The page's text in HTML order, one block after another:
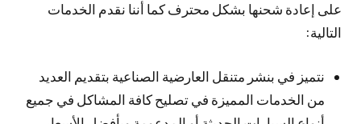
على إعادة شحنها بشكل محترف كما أننا نقدم الخدمات
التالية:
نتميز في بنشر متنقل العارضية الصناعية بتقديم العديد
من الخدمات المميزة في تصليح كافة المشاكل في جميع